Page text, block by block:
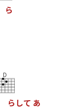
ら
D
ら して あ